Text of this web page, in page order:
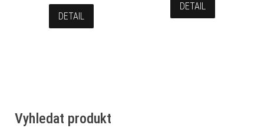
DETAIL
DETAIL
Vyhledat produkt